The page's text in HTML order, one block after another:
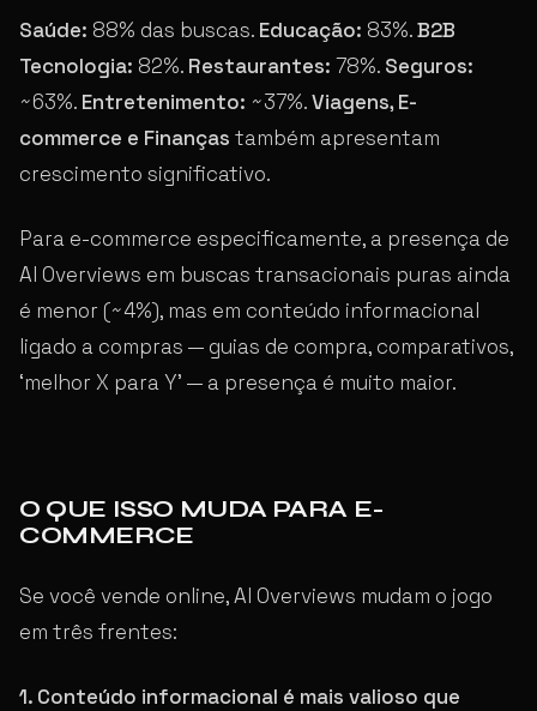
Saúde: 88% das buscas. Educação: 83%.B2B
Tecnologia: 82%. Restaurantes: 78%. Seguros:
~63%. Entretenimento: ~37%.Viagens, E-
commerce e Finanças também apresentam
crescimento significativo.
Para e-commerce especificamente, a presença de
AI Overviews em buscas transacionais puras ainda
é menor (~4%), mas em conteúdo informacional
ligado a compras — guias de compra, comparativos,
‘melhor X para Y’ — a presença é muito maior.
O QUE ISSO MUDA PARA E-
COMMERCE
Se você vende online, AI Overviews mudam o jogo
em três frentes:
1. Conteúdo informacional é mais valioso que